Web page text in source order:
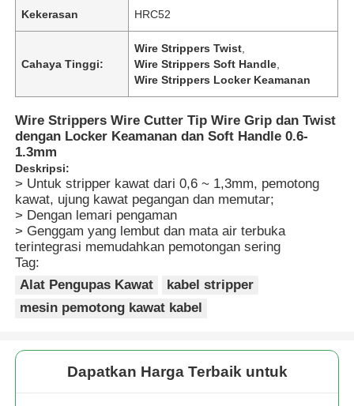
Kekerasan HRC52
Cahaya Tinggi:
Wire Strippers Twist
Wire Strippers Soft Handle
Wire Strippers Locker Keamanan
Wire Strippers Wire Cutter Tip Wire Grip dan Twist
dengan Locker Keamanan dan Soft Handle 0.6-
1.3mm
Deskripsi:
> Untuk stripper kawat dari 0,6 ~ 1,3mm, pemotong
kawat, ujung kawat pegangan dan memutar;
> Dengan lemari pengaman
> Genggam yang lembut dan mata air terbuka
terintegrasi memudahkan pemotongan sering
Tag:
Alat Pengupas Kawat
kabel stripper
mesin pemotong kawat kabel
Dapatkan Harga Terbaik untuk